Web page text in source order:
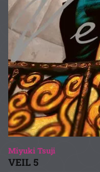
Miyuki Tsuji
VEIL 5